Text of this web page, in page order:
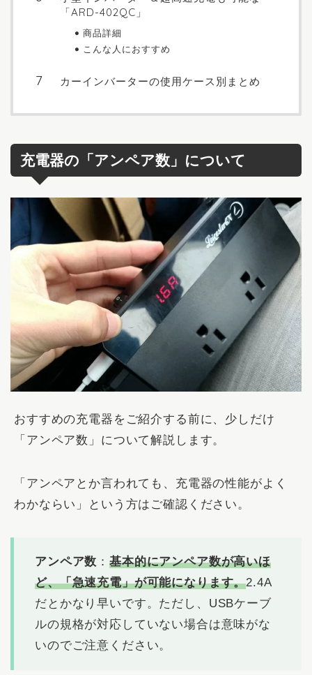
「ARD-402QC」
商品詳細
こんな人におすすめ
カーインバーターの使用ケース別まとめ
充電器の「アンペア数」について
おすすめの充電器をご紹介する前に、少しだけ
「アンペア数」について解説します。
「アンペアとか言われても、充電器の性能がよく
わかならい」という方はご確認ください。
アンペア数 ：基本的にアンペア数が高いほ
ど、「急速充電」が可能になります。2.4A
だとかなり早いです。ただし、USBケーブ
ルの規格が対応していない場合は意味がな
いのでご注意ください。